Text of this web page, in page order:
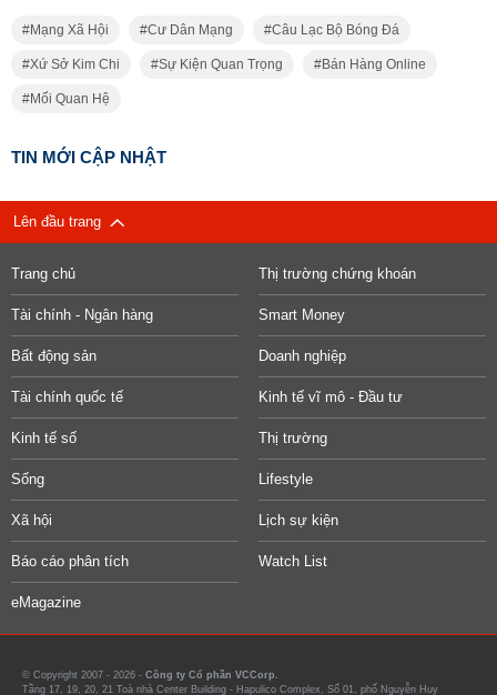
Mạng Xã Hội Cư Dân Mạng Câu Lạc Bộ Bóng Đá
Xứ Sở Kim Chi Sự Kiện Quan Trọng Bán Hàng Online
Mối Quan Hệ
TIN MỚI CẬP NHẬT
Lên đầu trang
Trang chủ Thị trường chứng khoán
Tài chính - Ngân hàng Smart Money
Bất động sản Doanh nghiệp
Tài chính quốc tế Kinh tế vĩ mô - Đầu tư
Kinh tế số Thị trường
Sống Lifestyle
Xã hội Lịch sự kiện
Báo cáo phân tích Watch List
eMagazine
© Copyright 2007 - 2026 - Công ty Cổ phần VCCorp.
Tầng 17, 19, 20, 21 Toà nhà Center Building - Hapulico Complex, Số 01, phố Nguyễn Huy